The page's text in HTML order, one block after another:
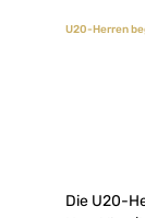
U20-Herren
Die U20-